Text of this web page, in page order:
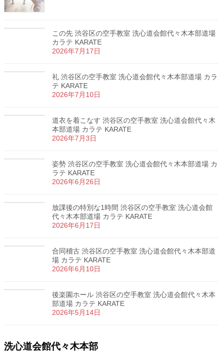
この先 渋谷区の空手教室 洗心道会館代々木本部道場
カラテ KARATE
2026年7月17日
礼 渋谷区の空手教室 洗心道会館代々木本部道場 カラ
テ KARATE
2026年7月10日
道衣を着こなす 渋谷区の空手教室 洗心道会館代々木
本部道場 カラテ KARATE
2026年7月3日
姿勢 渋谷区の空手教室 洗心道会館代々木本部道場 カ
ラテ KARATE
2026年6月26日
放課後の特別な1時間 渋谷区の空手教室 洗心道会館
代々木本部道場 カラテ KARATE
2026年6月17日
合同稽古 渋谷区の空手教室 洗心道会館代々木本部道
場 カラテ KARATE
2026年6月10日
後楽園ホール 渋谷区の空手教室 洗心道会館代々木本
部道場 カラテ KARATE
2026年5月14日
洗心道会館代々木本部